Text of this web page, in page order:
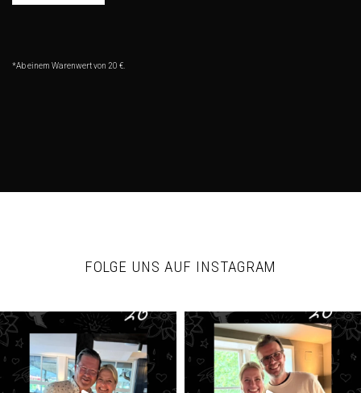
*Ab einem Warenwert von 20 €.
FOLGE UNS AUF INSTAGRAM